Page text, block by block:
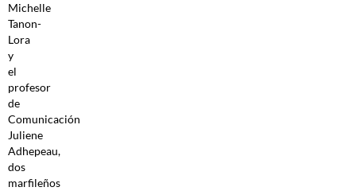
Michelle
Tanon-
Lora
y
el
profesor
de
Comunicación
Juliene
Adhepeau,
dos
marfileños